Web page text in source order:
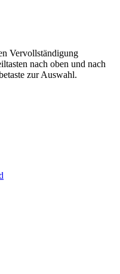
Vervollständigung
nach oben und nach
zur Auswahl.